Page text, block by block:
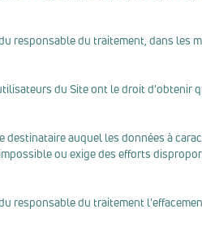
responsable du traitement, dans les
du Site ont le droit
destinataire auquel les données à
ou exige des efforts
responsable du traitement